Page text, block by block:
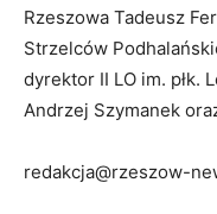
Rzeszowa Tadeusz
Strzelców
dyrektor II LO im. płk.
Andrzej Szymanek
redakcja@rzeszow-